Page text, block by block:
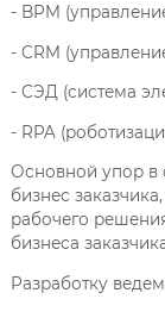
- BPM
- CRM
- СЭД (система
- RPA
Основной упор в
бизнес
рабочего
бизнеса
Разработку